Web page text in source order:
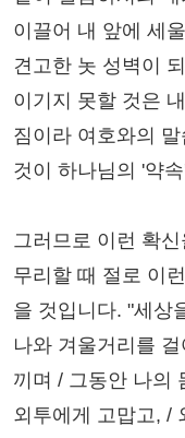
이끌어 내 앞에 세
견고한 놋 성벽이
이기지 못할 것은
짐이라 여호와의
것이 하나님의 '약
그러므로 이런 확
무리할 때 절로 이
을 것입니다. "세상
나와 겨울거리를
끼며 / 그동안 나의
외투에게 고맙고, /